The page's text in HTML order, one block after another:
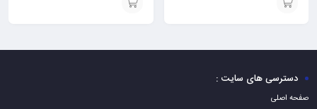
دسترسی های سایت :
صفحه اصلی